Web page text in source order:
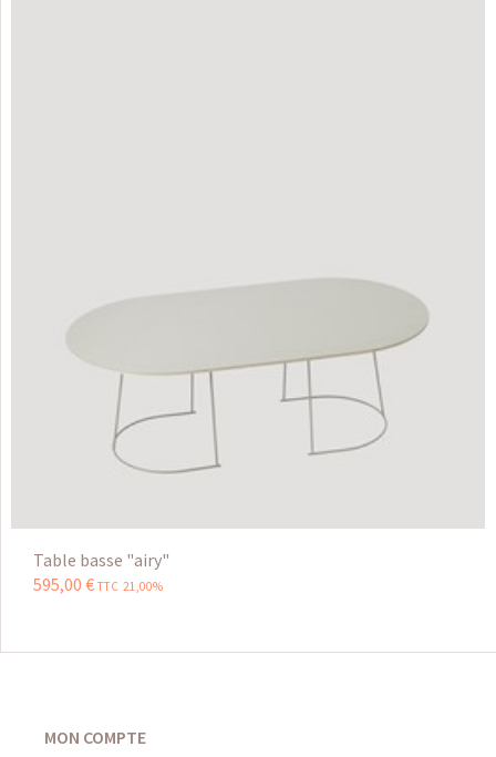
Table basse "airy"
595,00 € TTC 21,00%
MON COMPTE